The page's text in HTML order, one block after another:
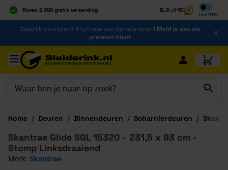
Boven 2.000 gratis verzending
Al 40 jaar dé specialist
Alles onder één dak
9,2uit10
Incl BTW
Inclusief
Ga naar de inhoud
Zakelijk bestellen? Profiteer van de voordelen! Meld je aan als
premium klant
Ga naar hoofdinhoud
Home / Deuren / Binnendeuren / Scharnierdeuren /
Skantrae Glide SGL 15320 - 231,5 x 93 cm -
Stomp Linksdraaiend
Merk: Skantrae